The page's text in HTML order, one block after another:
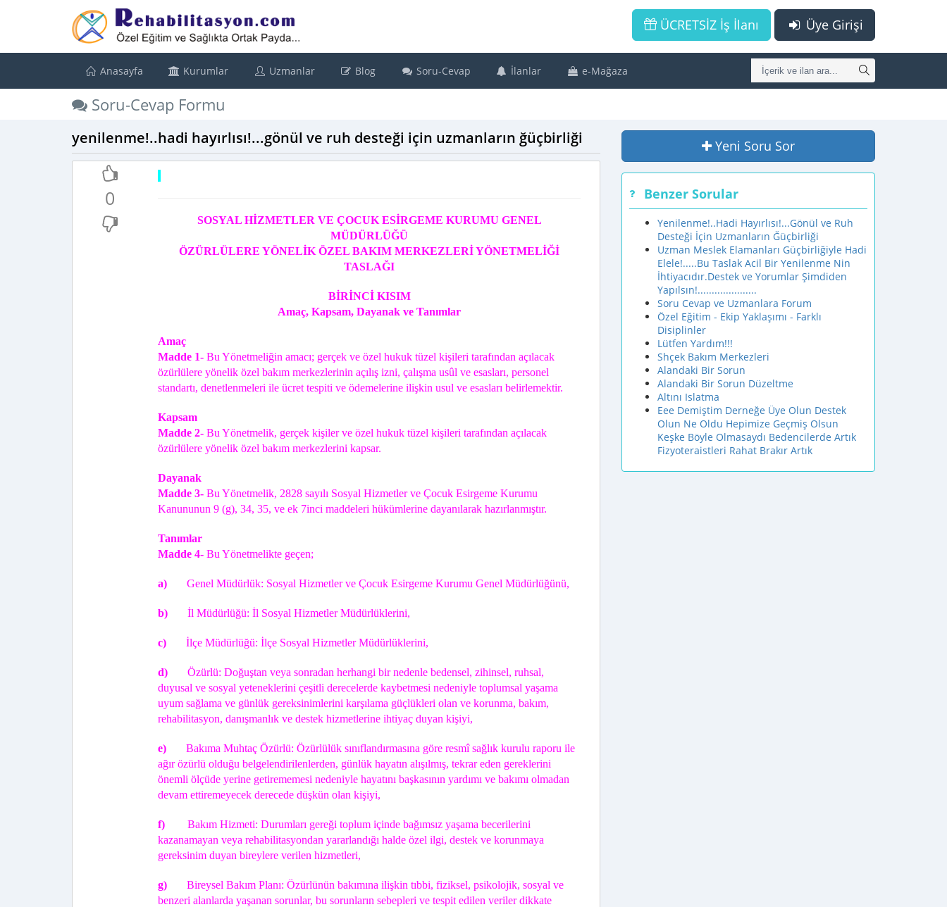
Üye Girişi
ÜCRETSİZ İş İlanı
Anasayfa Kurumlar Uzmanlar Blog Soru-Cevap İlanlar e-Mağaza
Soru-Cevap Formu
yenilenme!..hadi hayırlısı!...gönül ve ruh desteği için uzmanların ğüçbirliği
0
SOSYAL HİZMETLER VE ÇOCUK ESİRGEME KURUMU GENEL
MÜDÜRLÜĞÜ
ÖZÜRLÜLERE YÖNELİK ÖZEL BAKIM MERKEZLERİ YÖNETMELİĞİ
TASLAĞI
BİRİNCİ KISIM
Amaç, Kapsam, Dayanak ve Tanımlar
Amaç
Madde 1- Bu Yönetmeliğin amacı; gerçek ve özel hukuk tüzel kişileri tarafından açılacak
özürlülere yönelik özel bakım merkezlerinin açılış izni, çalışma usûl ve esasları, personel
standartı, denetlenmeleri ile ücret tespiti ve ödemelerine ilişkin usul ve esasları belirlemektir.
Kapsam
Madde 2- Bu Yönetmelik, gerçek kişiler ve özel hukuk tüzel kişileri tarafından açılacak
özürlülere yönelik özel bakım merkezlerini kapsar.
Dayanak
Madde 3- Bu Yönetmelik, 2828 sayılı Sosyal Hizmetler ve Çocuk Esirgeme Kurumu
Kanununun 9 (g), 34, 35, ve ek 7inci maddeleri hükümlerine dayanılarak hazırlanmıştır.
Tanımlar
Madde 4- Bu Yönetmelikte geçen;
a)Genel Müdürlük: Sosyal Hizmetler ve Çocuk Esirgeme Kurumu Genel Müdürlüğünü,
b)İl Müdürlüğü: İl Sosyal Hizmetler Müdürlüklerini,
c)İlçe Müdürlüğü: İlçe Sosyal Hizmetler Müdürlüklerini,
d)Özürlü: Doğuştan veya sonradan herhangi bir nedenle bedensel, zihinsel, ruhsal,
duyusal ve sosyal yeteneklerini çeşitli derecelerde kaybetmesi nedeniyle toplumsal yaşama
uyum sağlama ve günlük gereksinimlerini karşılama güçlükleri olan ve korunma, bakım,
rehabilitasyon, danışmanlık ve destek hizmetlerine ihtiyaç duyan kişiyi,
e)Bakıma Muhtaç Özürlü:Özürlülük sınıflandırmasına göre resmî sağlık kurulu raporu ile
ağır özürlü olduğu belgelendirilenlerden, günlük hayatın alışılmış, tekrar eden gereklerini
önemli ölçüde yerine getirememesi nedeniyle hayatını başkasının yardımı ve bakımı olmadan
devam ettiremeyecek derecede düşkün olan kişiyi,
f)Bakım Hizmeti: Durumları gereği toplum içinde bağımsız yaşama becerilerini
kazanamayan veya rehabilitasyondan yararlandığı halde özel ilgi, destek ve korunmaya
gereksinim duyan bireylere verilen hizmetleri,
g)Bireysel Bakım Planı: Özürlünün bakımına ilişkin tıbbi, fiziksel, psikolojik, sosyal ve
benzeri alanlarda yaşanan sorunlar, bu sorunların sebepleri ve tespit edilen veriler dikkate
Yeni Soru Sor
Benzer Sorular
Yenilenme!..Hadi Hayırlısı!...Gönül ve Ruh
Desteği İçin Uzmanların Ğüçbirliği
Uzman Meslek Elamanları Güçbirliğiyle Hadi
Elele!.....Bu Taslak Acil Bir Yenilenme Nin
İhtiyacıdır.Destek ve Yorumlar Şimdiden
Yapılsın!.....................
Soru Cevap ve Uzmanlara Forum
Özel Eğitim - Ekip Yaklaşımı - Farklı
Disiplinler
Lütfen Yardım!!!
Shçek Bakım Merkezleri
Alandaki Bir Sorun
Alandaki Bir Sorun Düzeltme
Altını Islatma
Eee Demiştim Derneğe Üye Olun Destek
Olun Ne Oldu Hepimize Geçmiş Olsun
Keşke Böyle Olmasaydı Bedencilerde Artık
Fizyoteraistleri Rahat Brakır Artık